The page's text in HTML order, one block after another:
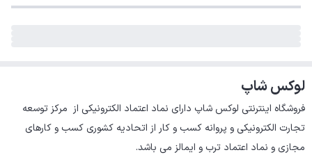
لوکس شاپ
مجازی و نماد اعتماد ترب و ایمالز می باشد.